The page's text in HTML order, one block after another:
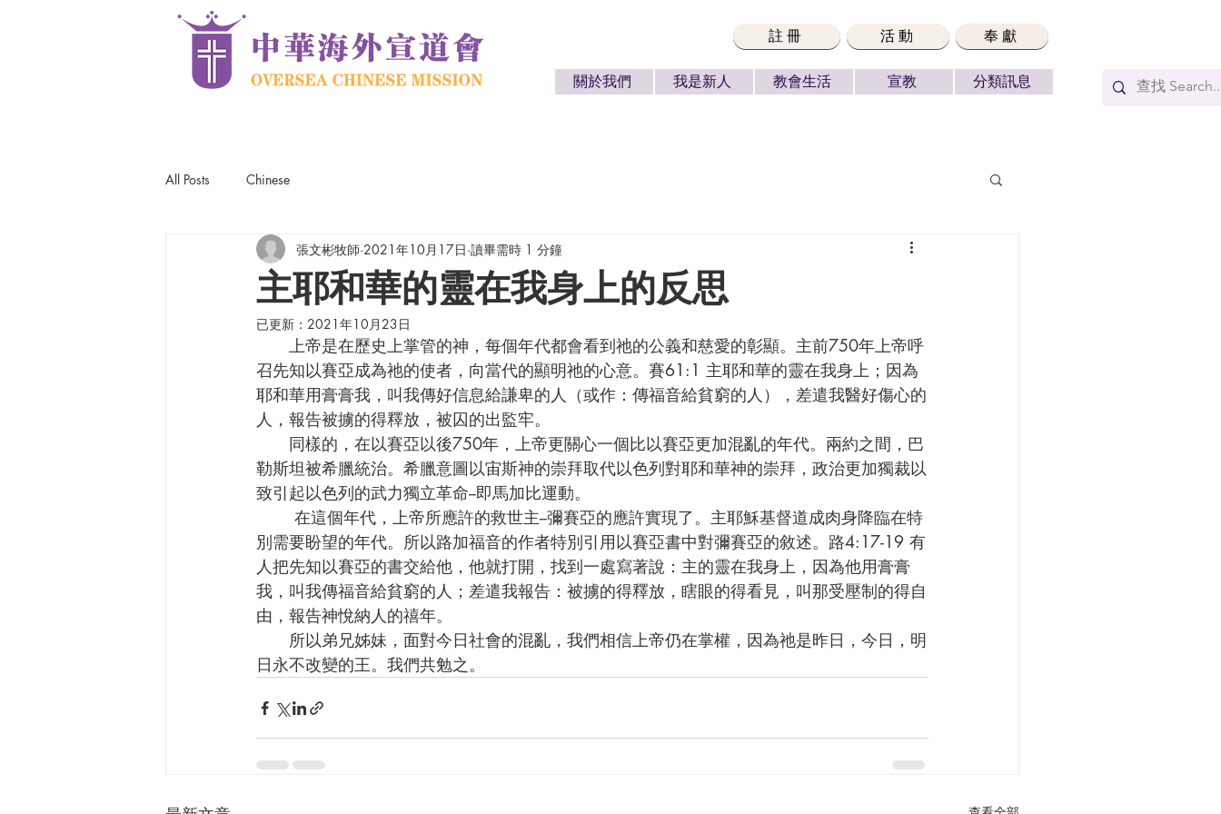
註冊 活動 奉獻
關於我們 我是新人 教會生活 宣教 分類訊息
All Posts Chinese
主耶和華的靈在我身上的反思
張文彬牧師 2021年10月17日 讀畢需時 1 分鐘
已更新： 2021年10月23日
召先知以賽亞成為祂的使者，向當代的顯明祂的心意。賽61:1 主耶和華的靈在我身上；因為
耶和華用膏膏我，叫我傳好信息給謙卑的人（或作：傳福音給貧窮的人），差遣我醫好傷心的
人，報告被擄的得釋放，被囚的出監牢。
勒斯坦被希臘統治。希臘意圖以宙斯神的崇拜取代以色列對耶和華神的崇拜，政治更加獨裁以
致引起以色列的武力獨立革命--即馬加比運動。
別需要盼望的年代。所以路加福音的作者特別引用以賽亞書中對彌賽亞的敘述。路4:17-19 有
人把先知以賽亞的書交給他，他就打開，找到一處寫著說：主的靈在我身上，因為他用膏膏
我，叫我傳福音給貧窮的人；差遣我報告：被擄的得釋放，瞎眼的得看見，叫那受壓制的得自
由，報告神悅納人的禧年。
日永不改變的王。我們共勉之。